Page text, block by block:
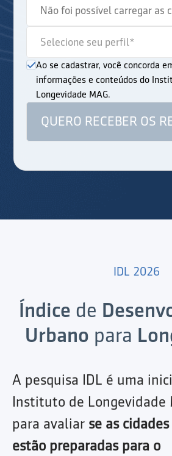
Ao se cadastrar, você concorda
informações e conteúdos do
Longevidade MAG.
IDL 2026
Índice de
Urbano para
A pesquisa IDL é uma
Instituto de Longevidade
para avaliar se as
estão preparadas para o